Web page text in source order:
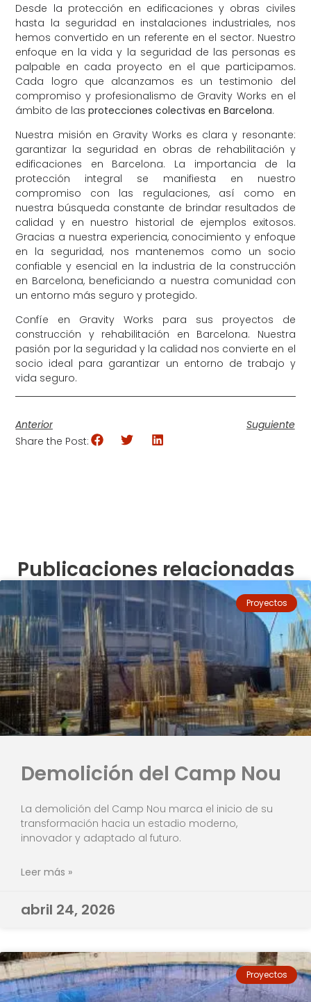
Desde la protección en edificaciones y obras civiles
hasta la seguridad en instalaciones industriales, nos
hemos convertido en un referente en el sector. Nuestro
enfoque en la vida y la seguridad de las personas es
palpable en cada proyecto en el que participamos.
Cada logro que alcanzamos es un testimonio del
compromiso y profesionalismo de Gravity Works en el
ámbito de lasprotecciones colectivas en Barcelona.
Nuestra misión en Gravity Works es clara y resonante:
garantizar la seguridad en obras de rehabilitación y
edificaciones en Barcelona. La importancia de la
protección integral se manifiesta en nuestro
compromiso con las regulaciones, así como en
nuestra búsqueda constante de brindar resultados de
calidad y en nuestro historial de ejemplos exitosos.
Gracias a nuestra experiencia, conocimiento y enfoque
en la seguridad, nos mantenemos como un socio
confiable y esencial en la industria de la construcción
en Barcelona, beneficiando a nuestra comunidad con
un entorno más seguro y protegido.
Confíe en Gravity Works para sus proyectos de
construcción y rehabilitación en Barcelona. Nuestra
pasión por la seguridad y la calidad nos convierte en el
socio ideal para garantizar un entorno de trabajo y
vida seguro.
Anterior
Suguiente
Share the Post:
Publicaciones relacionadas
Proyectos
Demolición del Camp Nou
La demolición del Camp Nou marca el inicio de su
transformación hacia un estadio moderno,
innovador y adaptado al futuro.
Leer más »
abril 24, 2026
Proyectos